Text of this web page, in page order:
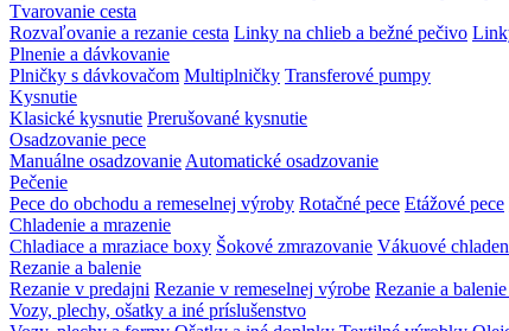
Tvarovanie cesta
Rozvaľovanie a rezanie cesta Linky na chlieb a bežné pečivo
Plnenie a dávkovanie
Plničky s dávkovačom Multiplničky Transferové pumpy
Kysnutie
Klasické kysnutie Prerušované kysnutie
Osadzovanie pece
Manuálne osadzovanie Automatické osadzovanie
Pečenie
Pece do obchodu a remeselnej výroby Rotačné pece Etážové pece
Chladenie a mrazenie
Chladiace a mraziace boxy Šokové zmrazovanie Vákuové
Rezanie a balenie
Rezanie v predajni Rezanie v remeselnej výrobe Rezanie a
Vozy, plechy, ošatky a iné príslušenstvo